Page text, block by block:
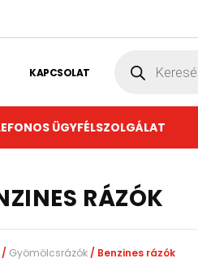
KAPCSOLAT search
ÜGYFÉLSZOLGÁLAT
RÁZÓK
/ Gyömölcsrázók / Benzines rázók